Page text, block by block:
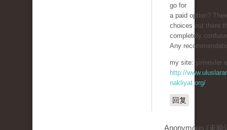
go for
a paid option?
choices out there
completely
Any
my site: şirinevler
http://
nakliyat.org/
回复
Anonymous (未验